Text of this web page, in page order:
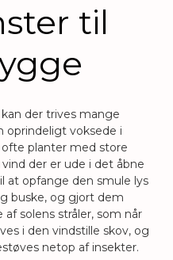
til
der trives mange
oprindeligt voksede i
ofte planter med store
der er ude i det åbne
at opfange den smule lys
buske, og gjort dem
solens stråler, som når
i den vindstille skov, og
netop af insekter.